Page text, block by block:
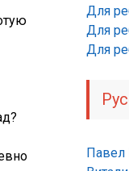
Для
Для
Для